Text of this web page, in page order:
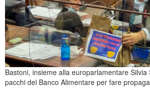
Bastoni, insieme alla europarlamentare
pacchi del Banco Alimentare per fare